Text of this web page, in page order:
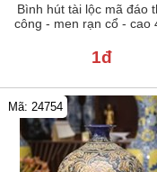
Bình hút tài lộc mã đáo
công - men rạn cổ - cao
1đ
Mã: 24754